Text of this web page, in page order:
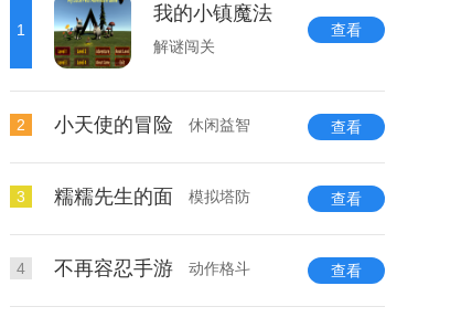
1
我的小镇魔法
解谜闯关
查看
2 小天使的冒险 休闲益智 查看
3 糯糯先生的面 模拟塔防 查看
4 不再容忍手游 动作格斗 查看